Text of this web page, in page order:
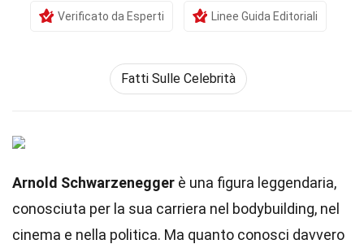
Verificato da Esperti Linee Guida Editoriali
Fatti Sulle Celebrità
Arnold Schwarzenegger è una figura leggendaria,
conosciuta per la sua carriera nel bodybuilding, nel
cinema e nella politica. Ma quanto conosci davvero